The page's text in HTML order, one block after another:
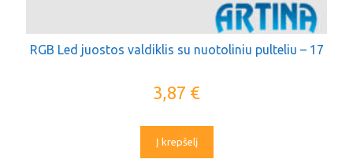
RGB Led juostos valdiklis su nuotoliniu pulteliu – 17
3,87 €
Į krepšelį